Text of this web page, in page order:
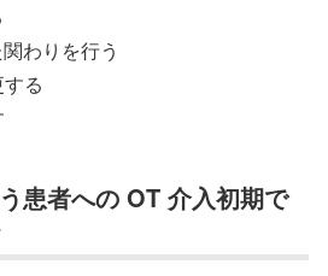
わりを行う
る
患者への OT 介入初期で